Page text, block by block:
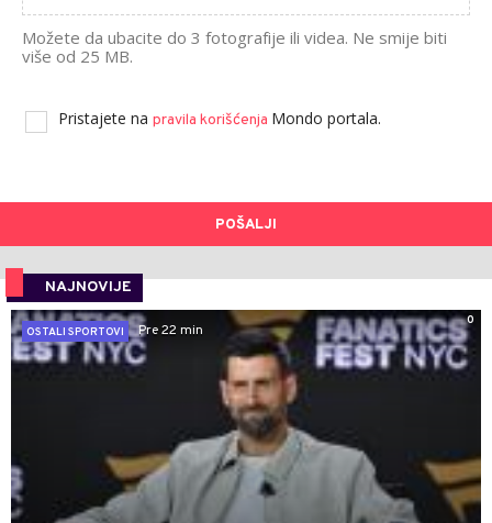
Možete da ubacite do 3 fotografije ili videa. Ne smije biti
više od 25 MB.
Pristajete na pravila korišćenja Mondo portala.
POŠALJI
NAJNOVIJE
0
OSTALI SPORTOVI
Pre 22 min